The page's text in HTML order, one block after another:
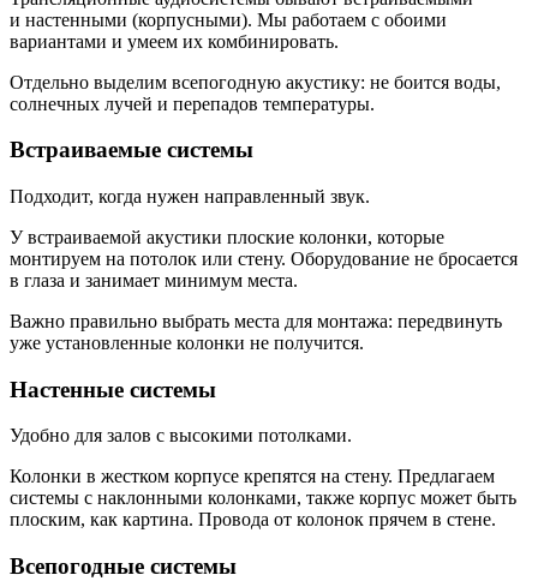
и настенными (корпусными). Мы работаем с обоими
вариантами и умеем их комбинировать.
Отдельно выделим всепогодную акустику: не боится воды,
солнечных лучей и перепадов температуры.
Встраиваемые системы
Подходит, когда нужен направленный звук.
У встраиваемой акустики плоские колонки, которые
монтируем на потолок или стену. Оборудование не бросается
в глаза и занимает минимум места.
Важно правильно выбрать места для монтажа: передвинуть
уже установленные колонки не получится.
Настенные системы
Удобно для залов с высокими потолками.
Колонки в жестком корпусе крепятся на стену. Предлагаем
системы с наклонными колонками, также корпус может быть
плоским, как картина. Провода от колонок прячем в стене.
Всепогодные системы